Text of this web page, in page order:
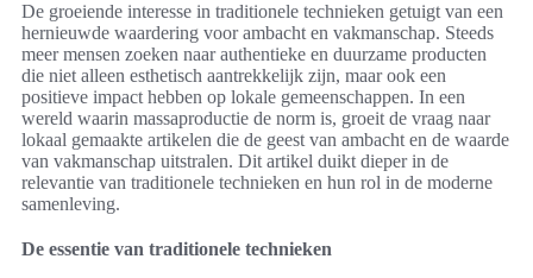
De groeiende interesse in traditionele technieken getuigt van een
hernieuwde waardering voor ambacht en vakmanschap. Steeds
meer mensen zoeken naar authentieke en duurzame producten
die niet alleen esthetisch aantrekkelijk zijn, maar ook een
positieve impact hebben op lokale gemeenschappen. In een
wereld waarin massaproductie de norm is, groeit de vraag naar
lokaal gemaakte artikelen die de geest van ambacht en de waarde
van vakmanschap uitstralen. Dit artikel duikt dieper in de
relevantie van traditionele technieken en hun rol in de moderne
samenleving.
De essentie van traditionele technieken